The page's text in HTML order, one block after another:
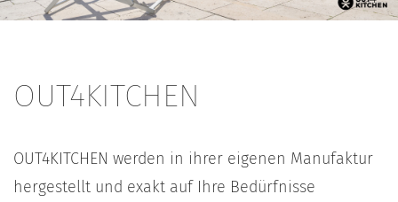
OUT4KITCHEN
OUT4KITCHEN werden in ihrer eigenen Manufaktur
hergestellt und exakt auf Ihre Bedürfnisse